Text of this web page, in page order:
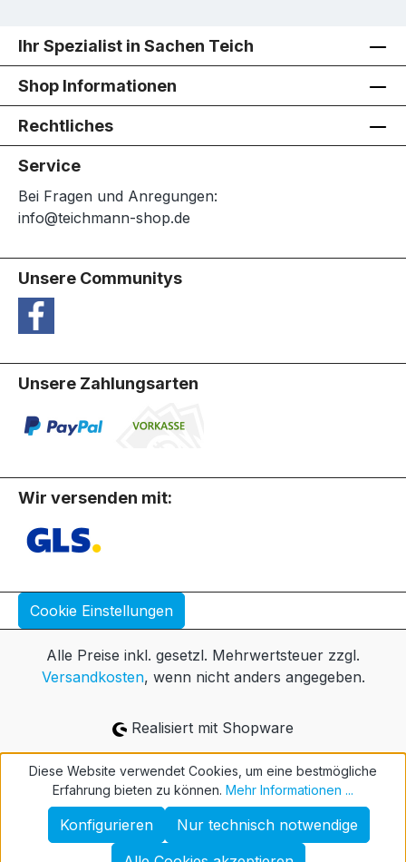
Ihr Spezialist in Sachen Teich
Shop Informationen
Rechtliches
Service
Bei Fragen und Anregungen:
info@teichmann-shop.de
Unsere Communitys
Unsere Zahlungsarten
Wir versenden mit:
Cookie Einstellungen
Alle Preise inkl. gesetzl. Mehrwertsteuer zzgl.
Versandkosten, wenn nicht anders angegeben.
Realisiert mit Shopware
Diese Website verwendet Cookies, um eine bestmögliche
Erfahrung bieten zu können. Mehr Informationen ...
Nur technisch notwendige
Konfigurieren